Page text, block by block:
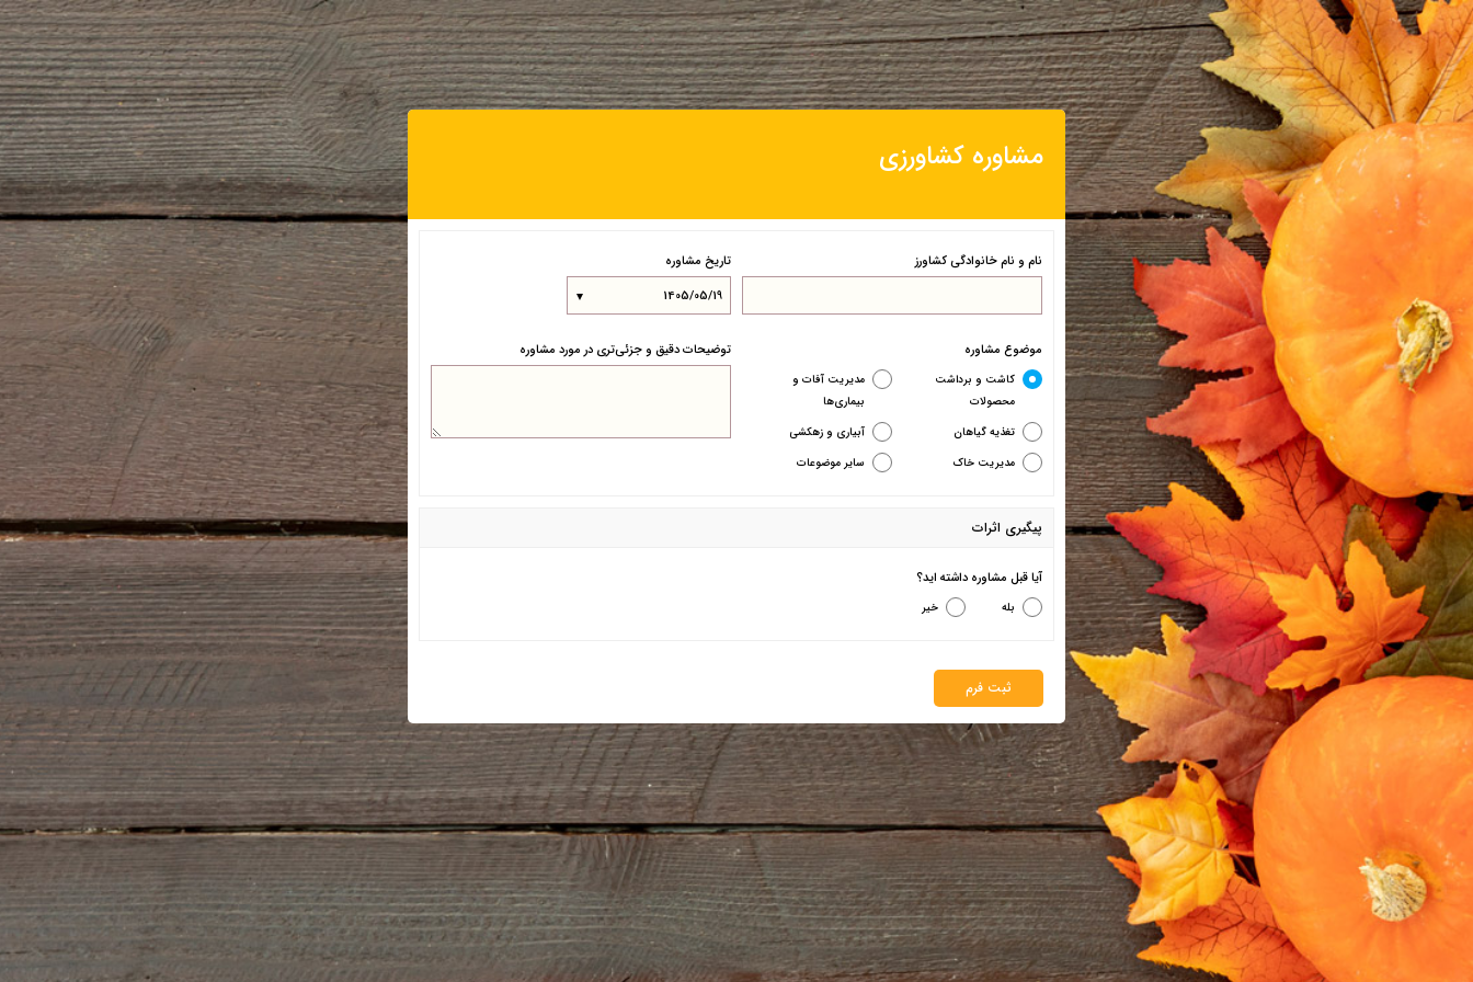
مشاوره کشاورزی
نام و نام خانوادگی کشاورز تاریخ مشاوره
موضوع مشاوره
کاشت و برداشت
محصولات
مدیریت آفات و
بیماری‌ها
تغذیه گیاهان
آبیاری و زهکشی
مدیریت خاک
سایر موضوعات
توضیحات دقیق و جزئی‌تری در مورد مشاوره
پیگیری اثرات
آیا قبل مشاوره داشته اید؟
بله خیر
ثبت فرم